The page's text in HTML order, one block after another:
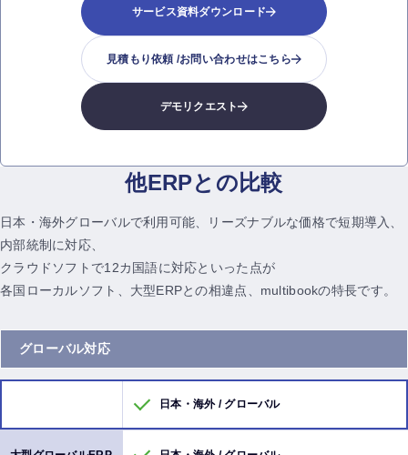
サービス資料ダウンロード
見積もり依頼 /お問い合わせはこちら
デモリクエスト
他ERPとの比較
日本・海外グローバルで利用可能、リーズナブルな価格で短期導入、
内部統制に対応、
クラウドソフトで12カ国語に対応といった点が
各国ローカルソフト、大型ERPとの相違点、multibookの特長です。
グローバル対応
日本・海外 / グローバル